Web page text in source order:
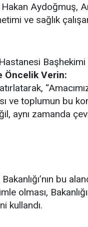
Hakan Aydoğmuş,
ve sağlık
Öncelik Verin:
ve toplumun bu
aynı zamanda
bu
olması,
kullandı.